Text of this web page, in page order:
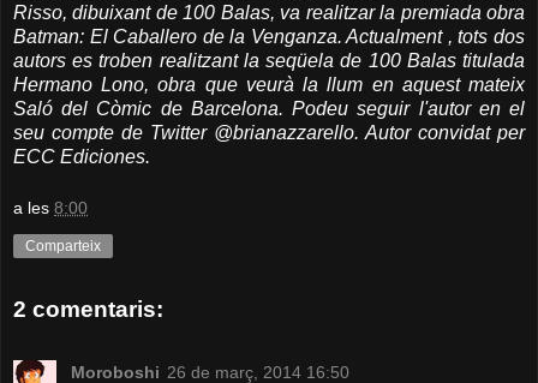
Risso, dibuixant de 100 Balas, va realitzar la premiada obra
Batman: El Caballero de la Venganza. Actualment , tots dos
autors es troben realitzant la seqüela de 100 Balas titulada
Hermano Lono, obra que veurà la llum en aquest mateix
Saló del Còmic de Barcelona. Podeu seguir l'autor en el
seu compte de Twitter @brianazzarello. Autor convidat per
ECC Ediciones.
a les 8:00
Comparteix
2 comentaris:
Moroboshi 26 de març, 2014 16:50